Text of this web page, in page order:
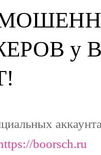
у
boorsch.ru